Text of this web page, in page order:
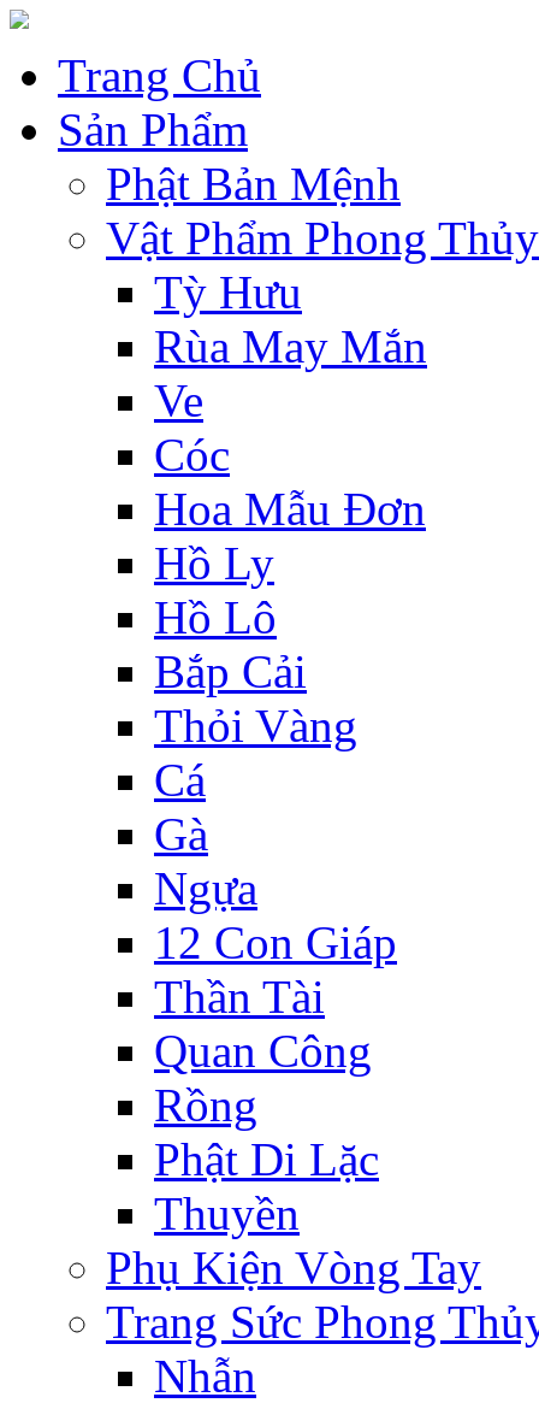
Trang Chủ
Sản Phẩm
Phật Bản Mệnh
Vật Phẩm Phong Thủy
Tỳ Hưu
Rùa May Mắn
Ve
Cóc
Hoa Mẫu Đơn
Hồ Ly
Hồ Lô
Bắp Cải
Thỏi Vàng
Cá
Gà
Ngựa
12 Con Giáp
Thần Tài
Quan Công
Rồng
Phật Di Lặc
Thuyền
Phụ Kiện Vòng Tay
Trang Sức Phong
Nhẫn